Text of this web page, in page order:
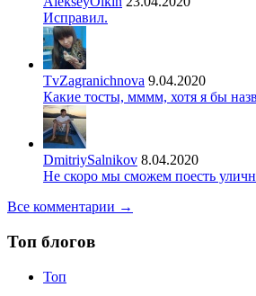
Исправил.
TvZagranichnova 9.04.2020
Какие тосты, мммм, хотя я бы
DmitriySalnikov 8.04.2020
Не скоро мы сможем поесть
Все комментарии →
Топ блогов
Топ